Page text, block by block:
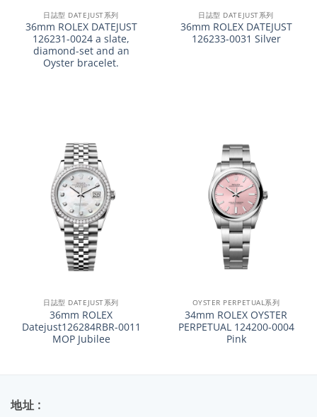
日誌型 DATEJUST系列
36mm ROLEX DATEJUST
126231-0024 a slate,
diamond-set and an
Oyster bracelet.
日誌型 DATEJUST系列
36mm ROLEX DATEJUST
126233-0031 Silver
日誌型 DATEJUST系列
36mm ROLEX
Datejust126284RBR-0011
MOP Jubilee
OYSTER PERPETUAL系列
34mm ROLEX OYSTER
PERPETUAL 124200-0004
Pink
地址 :